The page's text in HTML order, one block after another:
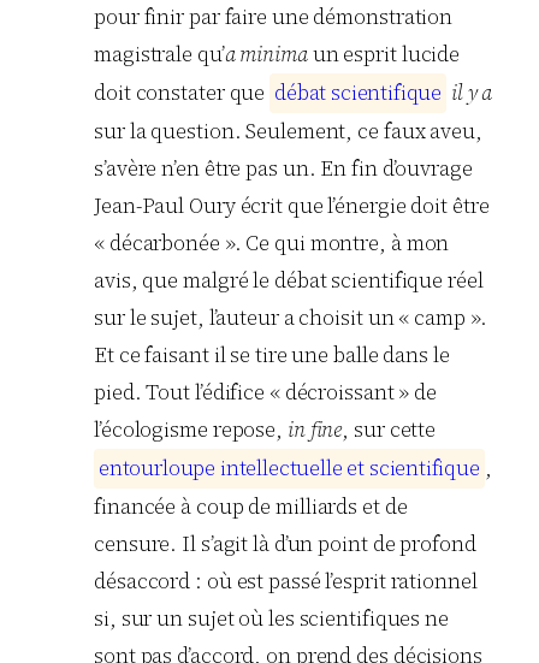
pour finir par faire une démonstration
magistrale qu’a minimaun esprit lucide
doit constater que débat scientifique il y a
sur la question. Seulement, ce faux aveu,
s’avère n’en être pas un. En fin d’ouvrage
Jean-Paul Oury écrit que l’énergie doit être
« décarbonée ». Ce qui montre, à mon
avis, que malgré le débat scientifique réel
sur le sujet, l’auteur a choisit un « camp ».
Et ce faisant il se tire une balle dans le
pied. Tout l’édifice « décroissant » de
l’écologisme repose, in fine, sur cette
entourloupe intellectuelle et scientifique ,
financée à coup de milliards et de
censure. Il s’agit là d’un point de profond
désaccord : où est passé l’esprit rationnel
si, sur un sujet où les scientifiques ne
sont pas d’accord, on prend des décisions